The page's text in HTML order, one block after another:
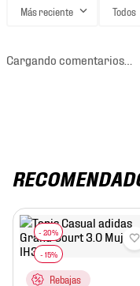
Más reciente Todos
Cargando comentarios…
Rebajas